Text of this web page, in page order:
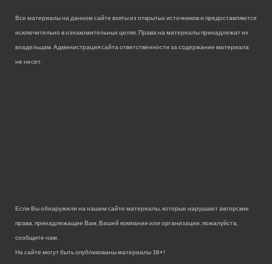
Все материалы на данном сайте взяты из открытых источников и предоставляются
исключительно в ознакомительных целях. Права на материалы принадлежат их
владельцам. Администрация сайта ответственности за содержание материала
не несет.
Если Вы обнаружили на нашем сайте материалы, которые нарушают авторские
права, принадлежащие Вам, Вашей компании или организации, пожалуйста,
сообщите нам.
На сайте могут быть опубликованы материалы 18+!